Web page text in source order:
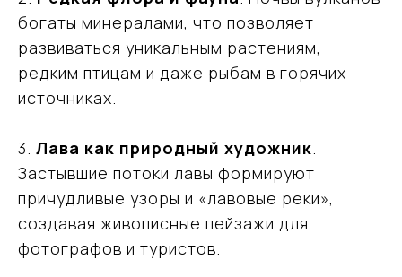
богаты минералами, что позволяет
развиваться уникальным растениям,
редким птицам и даже рыбам в горячих
источниках.
3. Лава как природный художник.
Застывшие потоки лавы формируют
причудливые узоры и «лавовые реки»,
создавая живописные пейзажи для
фотографов и туристов.
Подобрать
Оставьте свои данные, мы свяжемся с вами
и обсудим детали поездки